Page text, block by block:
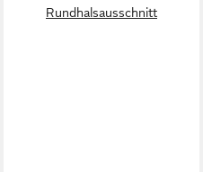
Rundhalsausschnitt